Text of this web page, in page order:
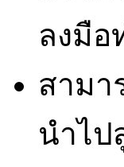
ลงมือ
สามา
นำไป